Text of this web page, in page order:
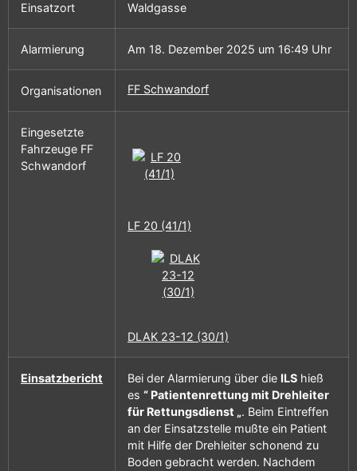
Einsatzort Waldgasse
Alarmierung Am 18. Dezember 2025 um 16:49 Uhr
Organisationen FF Schwandorf
Eingesetzte
Fahrzeuge FF
Schwandorf
LF 20 (41/1)
DLAK 23-12 (30/1)
Einsatzbericht Bei der Alarmierung über die ILS hieß
es “ Patientenrettung mit Drehleiter
für Rettungsdienst „. Beim Eintreffen
an der Einsatzstelle mußte ein Patient
mit Hilfe der Drehleiter schonend zu
Boden gebracht werden. Nachdem